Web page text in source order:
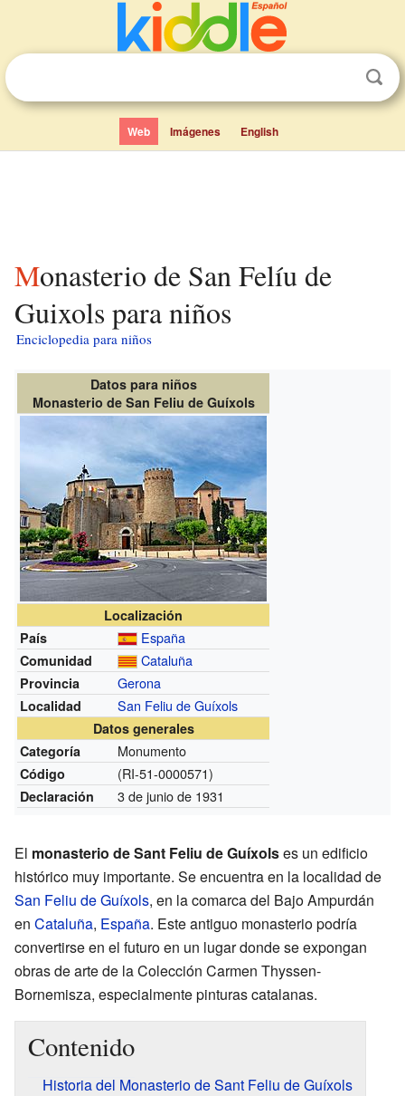
Web Imágenes English
Monasterio de San Felíu de
Guixols para niños
Enciclopedia para niños
Datos para niños
Monasterio de San Feliu de Guíxols
Localización
País
España
Comunidad Cataluña
Provincia Gerona
Localidad San Feliu de Guíxols
Datos generales
Categoría
Monumento
Código (RI-51-0000571)
Declaración 3 de junio de 1931
El monasterio de Sant Feliu de Guíxolses un edificio
histórico muy importante. Se encuentra en la localidad de
San Feliu de Guíxols, en la comarca del Bajo Ampurdán
en Cataluña, España. Este antiguo monasterio podría
convertirse en el futuro en un lugar donde se expongan
obras de arte de la Colección Carmen Thyssen-
Bornemisza, especialmente pinturas catalanas.
Contenido
Historia del Monasterio de Sant Feliu de Guíxols